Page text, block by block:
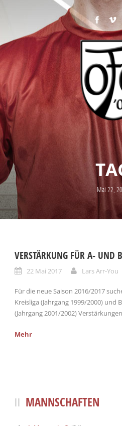
Mai 22,
VERSTÄRKUNG FÜR A- UND
22 Mai 2017 Lars Arr-You
Für die neue Saison 2016/2017
Kreisliga (Jahrgang 1999/2000) und
(Jahrgang 2001/2002)
Mehr
MANNSCHAFTEN